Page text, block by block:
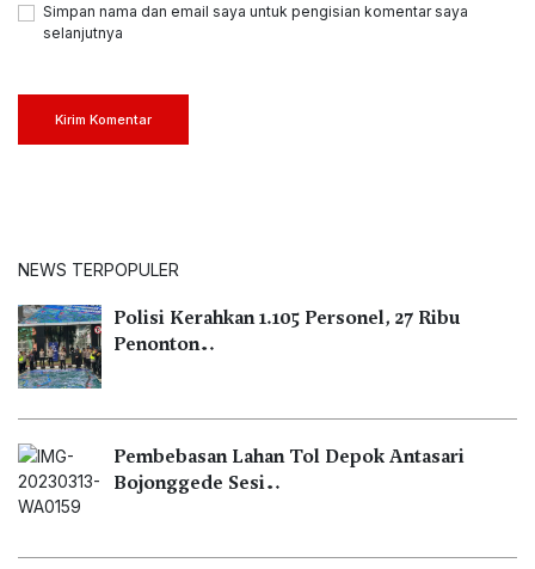
Simpan nama dan email saya untuk pengisian komentar saya
selanjutnya
Kirim Komentar
NEWS TERPOPULER
Polisi Kerahkan 1.105 Personel, 27 Ribu
Penonton…
Pembebasan Lahan Tol Depok Antasari
Bojonggede Sesi…